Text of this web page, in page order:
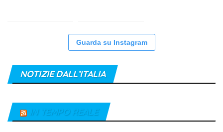
Guarda su Instagram
NOTIZIE DALL’ITALIA
IN TEMPO REALE